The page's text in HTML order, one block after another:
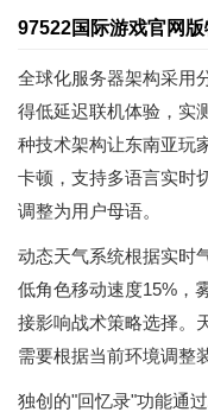
97522国际游戏官网
全球化服务器架构采用
得低延迟联机体验，实
种技术架构让东南亚玩
卡顿，支持多语言实时
调整为用户母语。
动态天气系统根据实时
低角色移动速度15%，
接影响战术策略选择。
需要根据当前环境调整
独创的"回忆录"功能通